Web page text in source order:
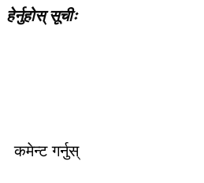
हेर्नुहोस् सूचीः
कमेन्ट गर्नुस्